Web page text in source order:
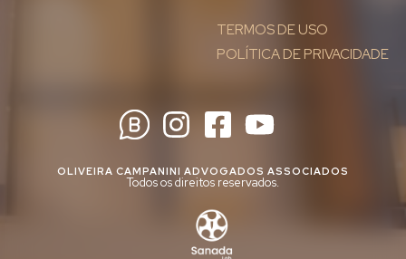
TERMOS DE USO
POLÍTICA DE PRIVACIDADE
OLIVEIRA CAMPANINI ADVOGADOS ASSOCIADOS
Todos os direitos reservados.